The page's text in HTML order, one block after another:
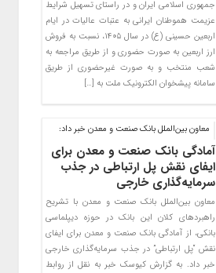
جمهوری اسلامی ایران و در راستای تسهیل شرایط
عزیمت هموطنان ایرانی به عتبات عالیات در ایام
اربعین حسینی (ع) در سال ۱۴۰۵، نسبت به فروش
ارز اربعین به صورت حضوری و از طریق مراجعه به
شعب منتخب و به صورت غیرحضوری از طریق
سامانه پیشخوان الکترونیک ملت به […]
معاون بین‌الملل بانك صنعت و معدن خبر داد:
آمادگی بانک صنعت و معدن برای
ایفای نقش پل ارتباطی در جذب
سرمایه‌گذاری خارجی
معاون بین‌الملل بانک صنعت و معدن با تشریح
راهبردهای کلان این بانک در حوزه دیپلماسی
بانکی، از آمادگی بانک صنعت و معدن برای ایفای
نقش “پل ارتباطی” در جذب سرمایه‌گذاری خارجی
خبر داد. به گزارش کیوسک خبر به نقل از روابط